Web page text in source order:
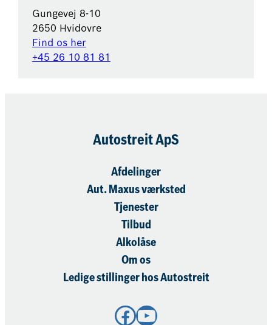
Gungevej 8-10
2650 Hvidovre
Find os her
+45 26 10 81 81
2650 Hvidovre
Autostreit ApS
Afdelinger
Aut. Maxus værksted
Tjenester
Tilbud
Alkolåse
Om os
Ledige stillinger hos Autostreit
Facebook YouTube